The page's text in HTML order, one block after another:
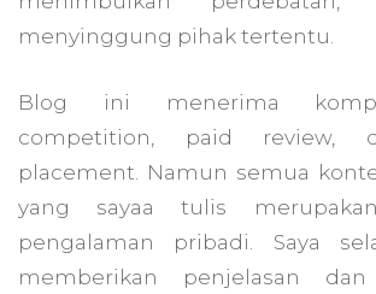
menyinggung pihak tertentu.
Blog ini menerima
competition, paid review,
placement. Namun semua
yang sayaa tulis
pengalaman pribadi. Saya
memberikan penjelasan